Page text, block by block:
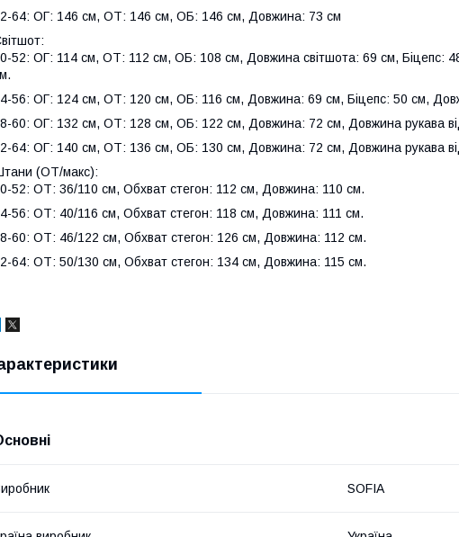
64: ОГ: 146 см, ОТ: 146 см, ОБ: 146 см, Довжина: 73 см
52: ОГ: 114 см, ОТ: 112 см, ОБ: 108 см, Довжина світшота: 69 см, Біцепс:
56: ОГ: 124 см, ОТ: 120 см, ОБ: 116 см, Довжина: 69 см, Біцепс: 50 см,
60: ОГ: 132 см, ОТ: 128 см, ОБ: 122 см, Довжина: 72 см, Довжина рукава
64: ОГ: 140 см, ОТ: 136 см, ОБ: 130 см, Довжина: 72 см, Довжина рукава
(ОТ/макс):
52: ОТ: 36/110 см, Обхват стегон: 112 см, Довжина: 110 см.
56: ОТ: 40/116 см, Обхват стегон: 118 см, Довжина: 111 см.
60: ОТ: 46/122 см, Обхват стегон: 126 см, Довжина: 112 см.
64: ОТ: 50/130 см, Обхват стегон: 134 см, Довжина: 115 см.
SOFIA